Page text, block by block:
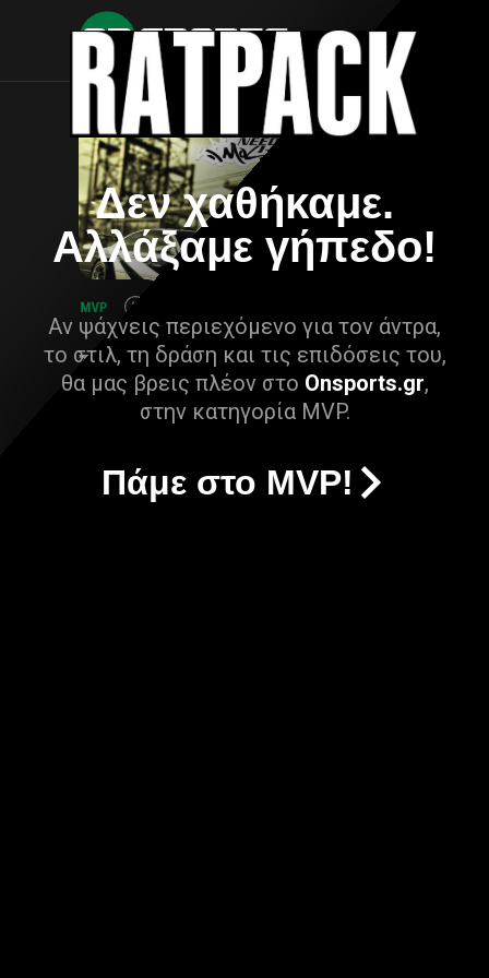
Δεν χαθήκαμε.
Αλλάξαμε γήπεδο!
Αν ψάχνεις περιεχόμενο για τον άντρα,
το στιλ, τη δράση και τις επιδόσεις του,
θα μας βρεις πλέον στο Onsports.gr,
στην κατηγορία MVP.
Πάμε στο MVP!